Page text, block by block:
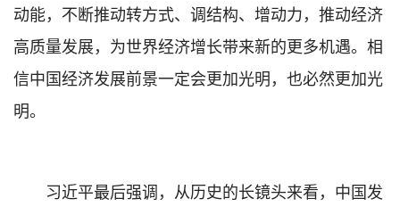
动能，不断推动转方式、调结构、增动力，推动经济
高质量发展，为世界经济增长带来新的更多机遇。相
信中国经济发展前景一定会更加光明，也必然更加光
明。
习近平最后强调，从历史的长镜头来看，中国发